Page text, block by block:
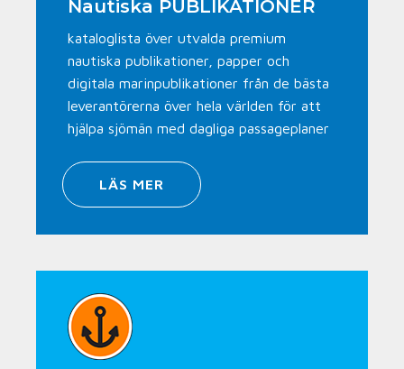
Nautiska PUBLIKATIONER
kataloglista över utvalda premium
nautiska publikationer, papper och
digitala marinpublikationer från de bästa
leverantörerna över hela världen för att
hjälpa sjömän med dagliga passageplaner
LÄS MER